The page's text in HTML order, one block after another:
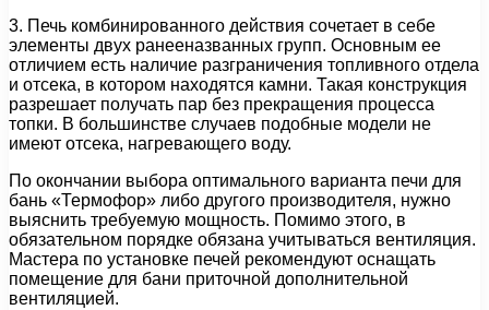
3. Печь комбинированного действия сочетает в себе
элементы двух ранееназванных групп. Основным ее
отличием есть наличие разграничения топливного отдела
и отсека, в котором находятся камни. Такая конструкция
разрешает получать пар без прекращения процесса
топки. В большинстве случаев подобные модели не
имеют отсека, нагревающего воду.
По окончании выбора оптимального варианта печи для
бань «Термофор» либо другого производителя, нужно
выяснить требуемую мощность. Помимо этого, в
обязательном порядке обязана учитываться вентиляция.
Мастера по установке печей рекомендуют оснащать
помещение для бани приточной дополнительной
вентиляцией.